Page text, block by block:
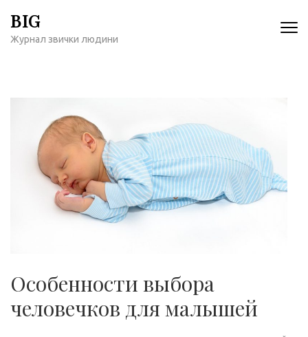
содержимому
BIG
Журнал звички людини
Особенности выбора
человечков для малышей